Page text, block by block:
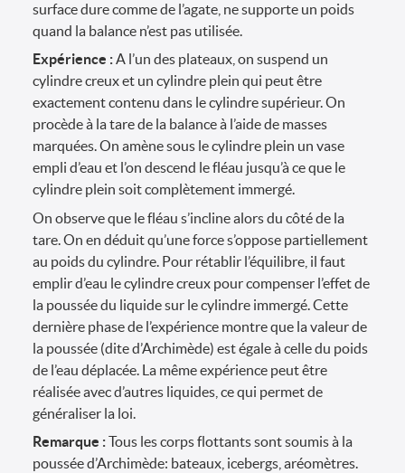
surface dure comme de l’agate, ne supporte un poids
quand la balance n’est pas utilisée.
Expérience :A l’un des plateaux, on suspend un
cylindre creux et un cylindre plein qui peut être
exactement contenu dans le cylindre supérieur. On
procède à la tare de la balance à l’aide de masses
marquées. On amène sous le cylindre plein un vase
empli d’eau et l’on descend le fléau jusqu’à ce que le
cylindre plein soit complètement immergé.
On observe que le fléau s’incline alors du côté de la
tare. On en déduit qu’une force s’oppose partiellement
au poids du cylindre. Pour rétablir l’équilibre, il faut
emplir d’eau le cylindre creux pour compenser l’effet de
la poussée du liquide sur le cylindre immergé. Cette
dernière phase de l’expérience montre que la valeur de
la poussée (dite d’Archimède) est égale à celle du poids
de l’eau déplacée. La même expérience peut être
réalisée avec d’autres liquides, ce qui permet de
généraliser la loi.
Remarque :Tous les corps flottants sont soumis à la
poussée d’Archimède: bateaux, icebergs, aréomètres.